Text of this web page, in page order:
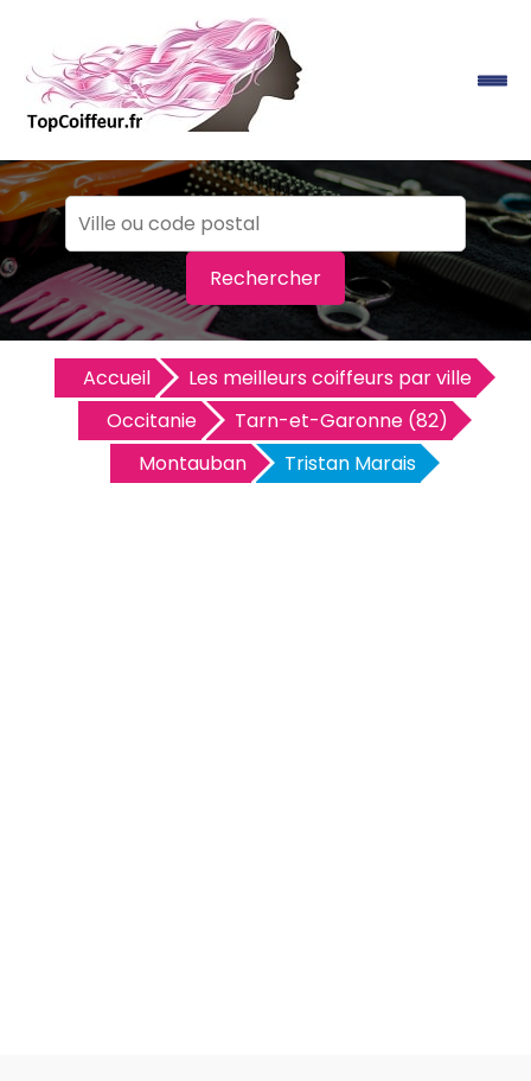
Rechercher
Accueil
Les meilleurs coiffeurs par ville
Occitanie
Tarn-et-Garonne (82)
Montauban
Tristan Marais